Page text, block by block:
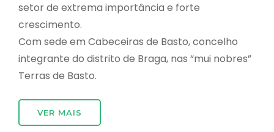
setor de extrema importância e forte
crescimento.
Com sede em Cabeceiras de Basto, concelho
integrante do distrito de Braga, nas “mui nobres”
Terras de Basto.
VER MAIS